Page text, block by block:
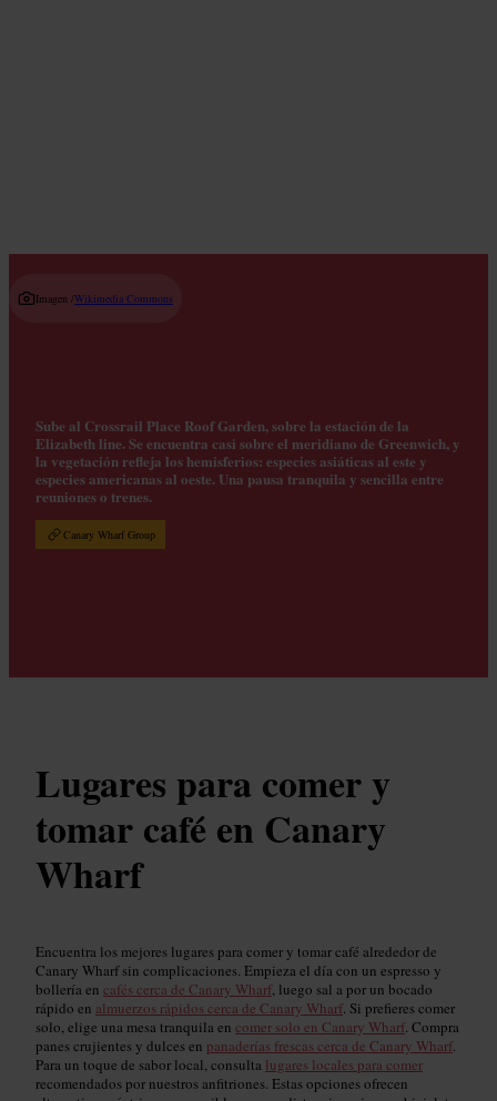
Imagen /Wikimedia Commons
Sube al Crossrail Place Roof Garden, sobre la estación de la
Elizabeth line. Se encuentra casi sobre el meridiano de Greenwich, y
la vegetación refleja los hemisferios: especies asiáticas al este y
especies americanas al oeste. Una pausa tranquila y sencilla entre
reuniones o trenes.
Canary Wharf Group
Lugares para comer y
tomar café en Canary
Wharf
Encuentra los mejores lugares para comer y tomar café alrededor de
Canary Wharf sin complicaciones. Empieza el día con un espresso y
bollería en cafés cerca de Canary Wharf, luego sal a por un bocado
rápido en almuerzos rápidos cerca de Canary Wharf. Si prefieres comer
solo, elige una mesa tranquila en comer solo en Canary Wharf. Compra
panes crujientes y dulces en panaderías frescas cerca de Canary Wharf.
Para un toque de sabor local, consulta lugares locales para comer
recomendados por nuestros anfitriones. Estas opciones ofrecen